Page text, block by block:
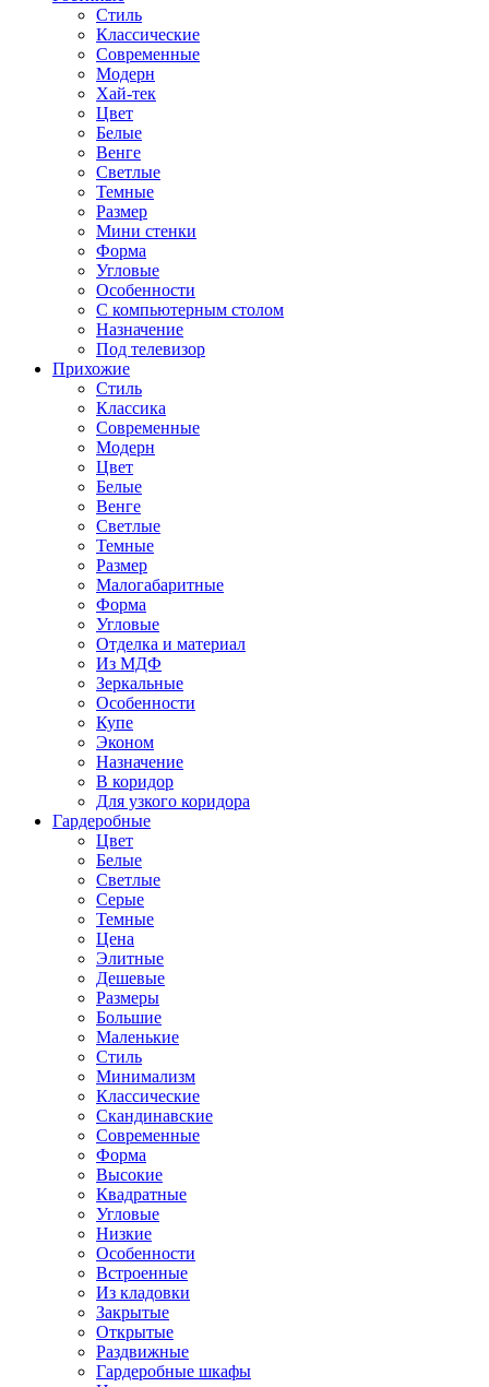
Стиль
Классические
Современные
Модерн
Хай-тек
Цвет
Белые
Венге
Светлые
Темные
Размер
Мини стенки
Форма
Угловые
Особенности
С компьютерным столом
Назначение
Под телевизор
Прихожие
Стиль
Классика
Современные
Модерн
Цвет
Белые
Венге
Светлые
Темные
Размер
Малогабаритные
Форма
Угловые
Отделка и материал
Из МДФ
Зеркальные
Особенности
Купе
Эконом
Назначение
В коридор
Для узкого коридора
Гардеробные
Цвет
Белые
Светлые
Серые
Темные
Цена
Элитные
Дешевые
Размеры
Большие
Маленькие
Стиль
Минимализм
Классические
Скандинавские
Современные
Форма
Высокие
Квадратные
Угловые
Низкие
Особенности
Встроенные
Из кладовки
Закрытые
Открытые
Раздвижные
Гардеробные шкафы